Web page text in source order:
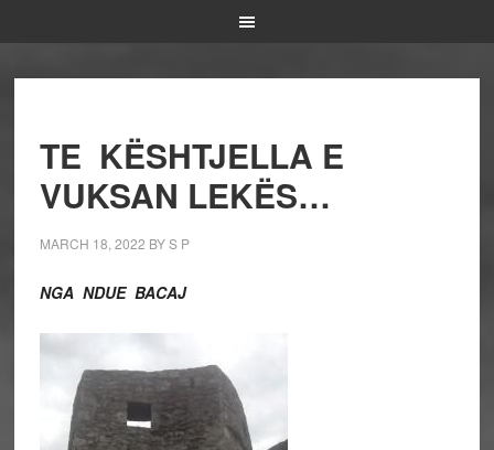
TE KËSHTJELLA E
VUKSAN LEKËS…
MARCH 18, 2022 BYS P
NGA NDUE BACAJ